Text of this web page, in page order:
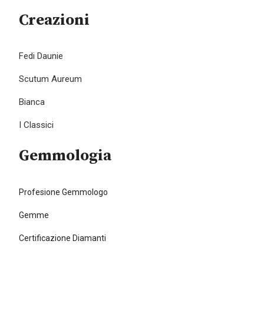
Creazioni
Fedi Daunie
Scutum Aureum
Bianca
I Classici
Gemmologia
Profesione Gemmologo
Gemme
Certificazione Diamanti